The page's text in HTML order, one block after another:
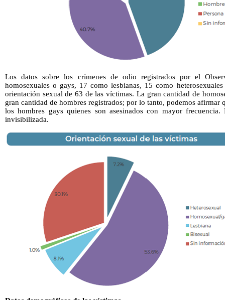
Los datos sobre los crímenes de odio registrados por el
homosexuales o gays, 17 como lesbianas, 15 como
orientación sexual de 63 de las víctimas. La gran cantidad de
gran cantidad de hombres registrados; por lo tanto, podemos afirmar
los hombres gays quienes son asesinados con mayor
invisibilizada.